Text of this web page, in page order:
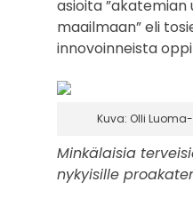
asioita ”akatemian
maailmaan” eli
innovoinneista
Kuva: Olli
Minkälaisia
nykyisille